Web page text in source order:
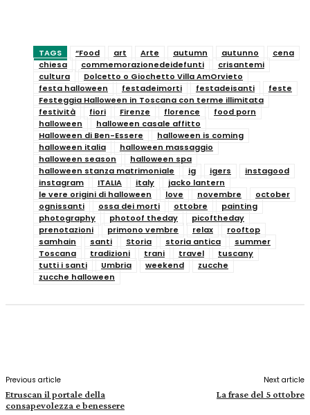
TAGS “Food art Arte autumn autunno
cena
chiesa
commemorazionedeidefunti
crisantemi
cultura
Dolcetto o Giochetto Villa AmOrvieto
festa halloween
festadeimorti festadeisanti
feste
Festeggia Halloween in Toscana con terme illimitata
festività
fiori Firenze florence
food porn
halloween
halloween casale affitto
Halloween di Ben-Essere
halloween is coming
halloween italia
halloween massaggio
halloween season
halloween spa
halloween stanza matrimoniale
ig igers
instagood
instagram
ITALIA italy
jacko lantern
le vere origini di halloween
love novembre
october
ognissanti
ossa dei morti ottobre
painting
photography
photoof theday
picoftheday
prenotazioni
primono vembre relax
rooftop
samhain
santi Storia storia antica
summer
Toscana
tradizioni trani travel
tuscany
tutti i santi
Umbria weekend
zucche
zucche halloween
Previous article
Etruscan il portale della
consapevolezza e benessere
Next article
La frase del 5 ottobre